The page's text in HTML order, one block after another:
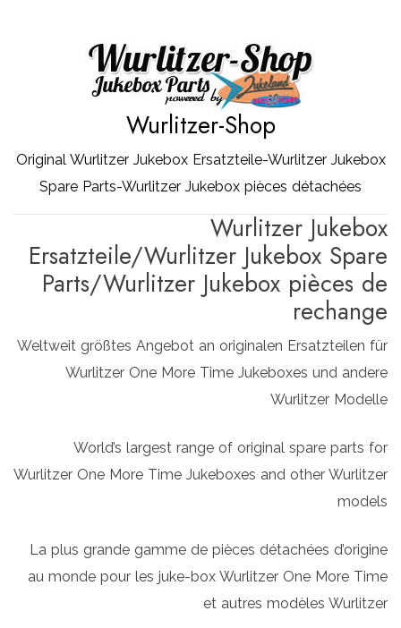
Wurlitzer-Shop
Original Wurlitzer Jukebox Ersatzteile-Wurlitzer Jukebox
Spare Parts-Wurlitzer Jukebox pièces détachées
Wurlitzer Jukebox
Ersatzteile/Wurlitzer Jukebox Spare
Parts/Wurlitzer Jukebox pièces de
rechange
Weltweit größtes Angebot an originalen Ersatzteilen für
Wurlitzer One More Time Jukeboxes und andere
Wurlitzer Modelle
World’s largest range of original spare parts for
Wurlitzer One More Time Jukeboxes and other Wurlitzer
models
La plus grande gamme de pièces détachées d’origine
au monde pour les juke-box Wurlitzer One More Time
et autres modèles Wurlitzer